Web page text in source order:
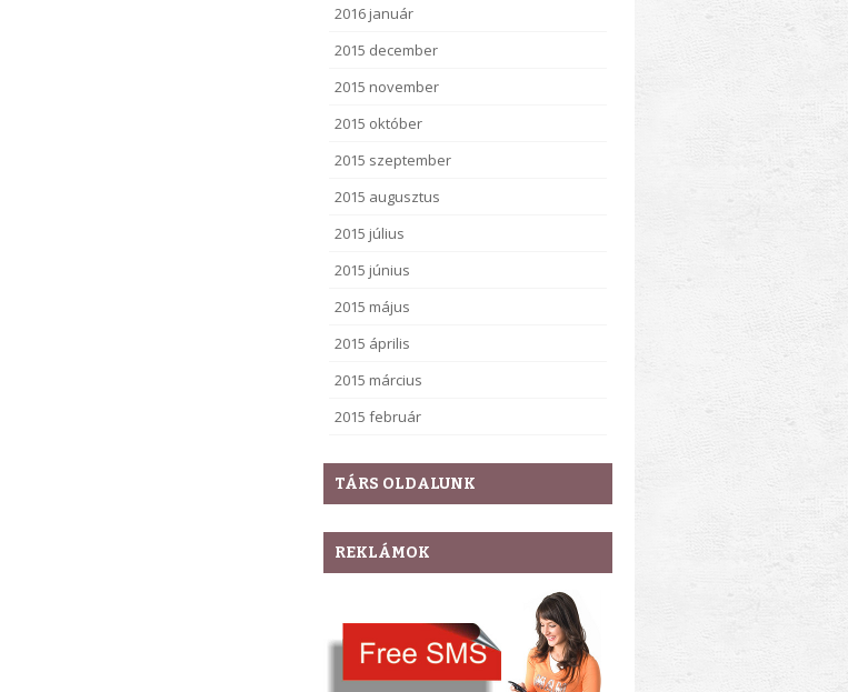
2016 január
2015 december
2015 november
2015 október
2015 szeptember
2015 augusztus
2015 július
2015 június
2015 május
2015 április
2015 március
2015 február
TÁRS OLDALUNK
REKLÁMOK